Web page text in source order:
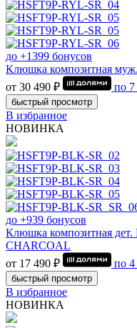
до +1399 бонусов
Клюшка композитная
от 30 490 ₽
по
быстрый просмотр
В избранное
НОВИНКА
до +939 бонусов
Клюшка композитная дет.
CHARCOAL
от 17 490 ₽
по 4
быстрый просмотр
В избранное
НОВИНКА